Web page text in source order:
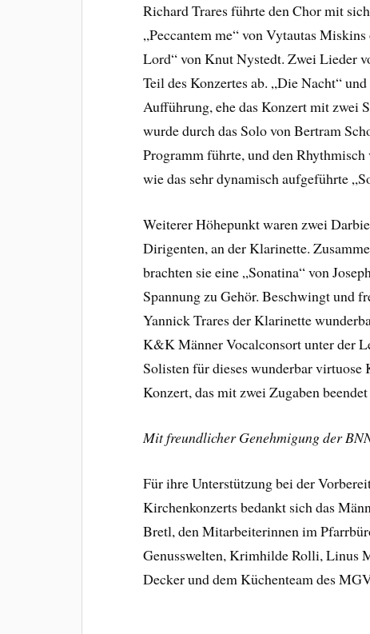
Richard Trares führte den Chor mit
„Peccantem me“ von Vytautas
Lord“ von Knut Nystedt. Zwei Lieder
Teil des Konzertes ab. „Die Nacht“
Aufführung, ehe das Konzert mit zwei
wurde durch das Solo von Bertram
Programm führte, und den
wie das sehr dynamisch aufgeführte
Weiterer Höhepunkt waren zwei
Dirigenten, an der Klarinette.
brachten sie eine „Sonatina“ von
Spannung zu Gehör. Beschwingt und
Yannick Trares der Klarinette
K&K Männer Vocalconsort unter der
Solisten für dieses wunderbar virtuose
Konzert, das mit zwei Zugaben
Mit freundlicher Genehmigung der
Für ihre Unterstützung bei der
Kirchenkonzerts bedankt sich das
Bretl, den Mitarbeiterinnen im
Genusswelten, Krimhilde Rolli, Linus
Decker und dem Küchenteam des